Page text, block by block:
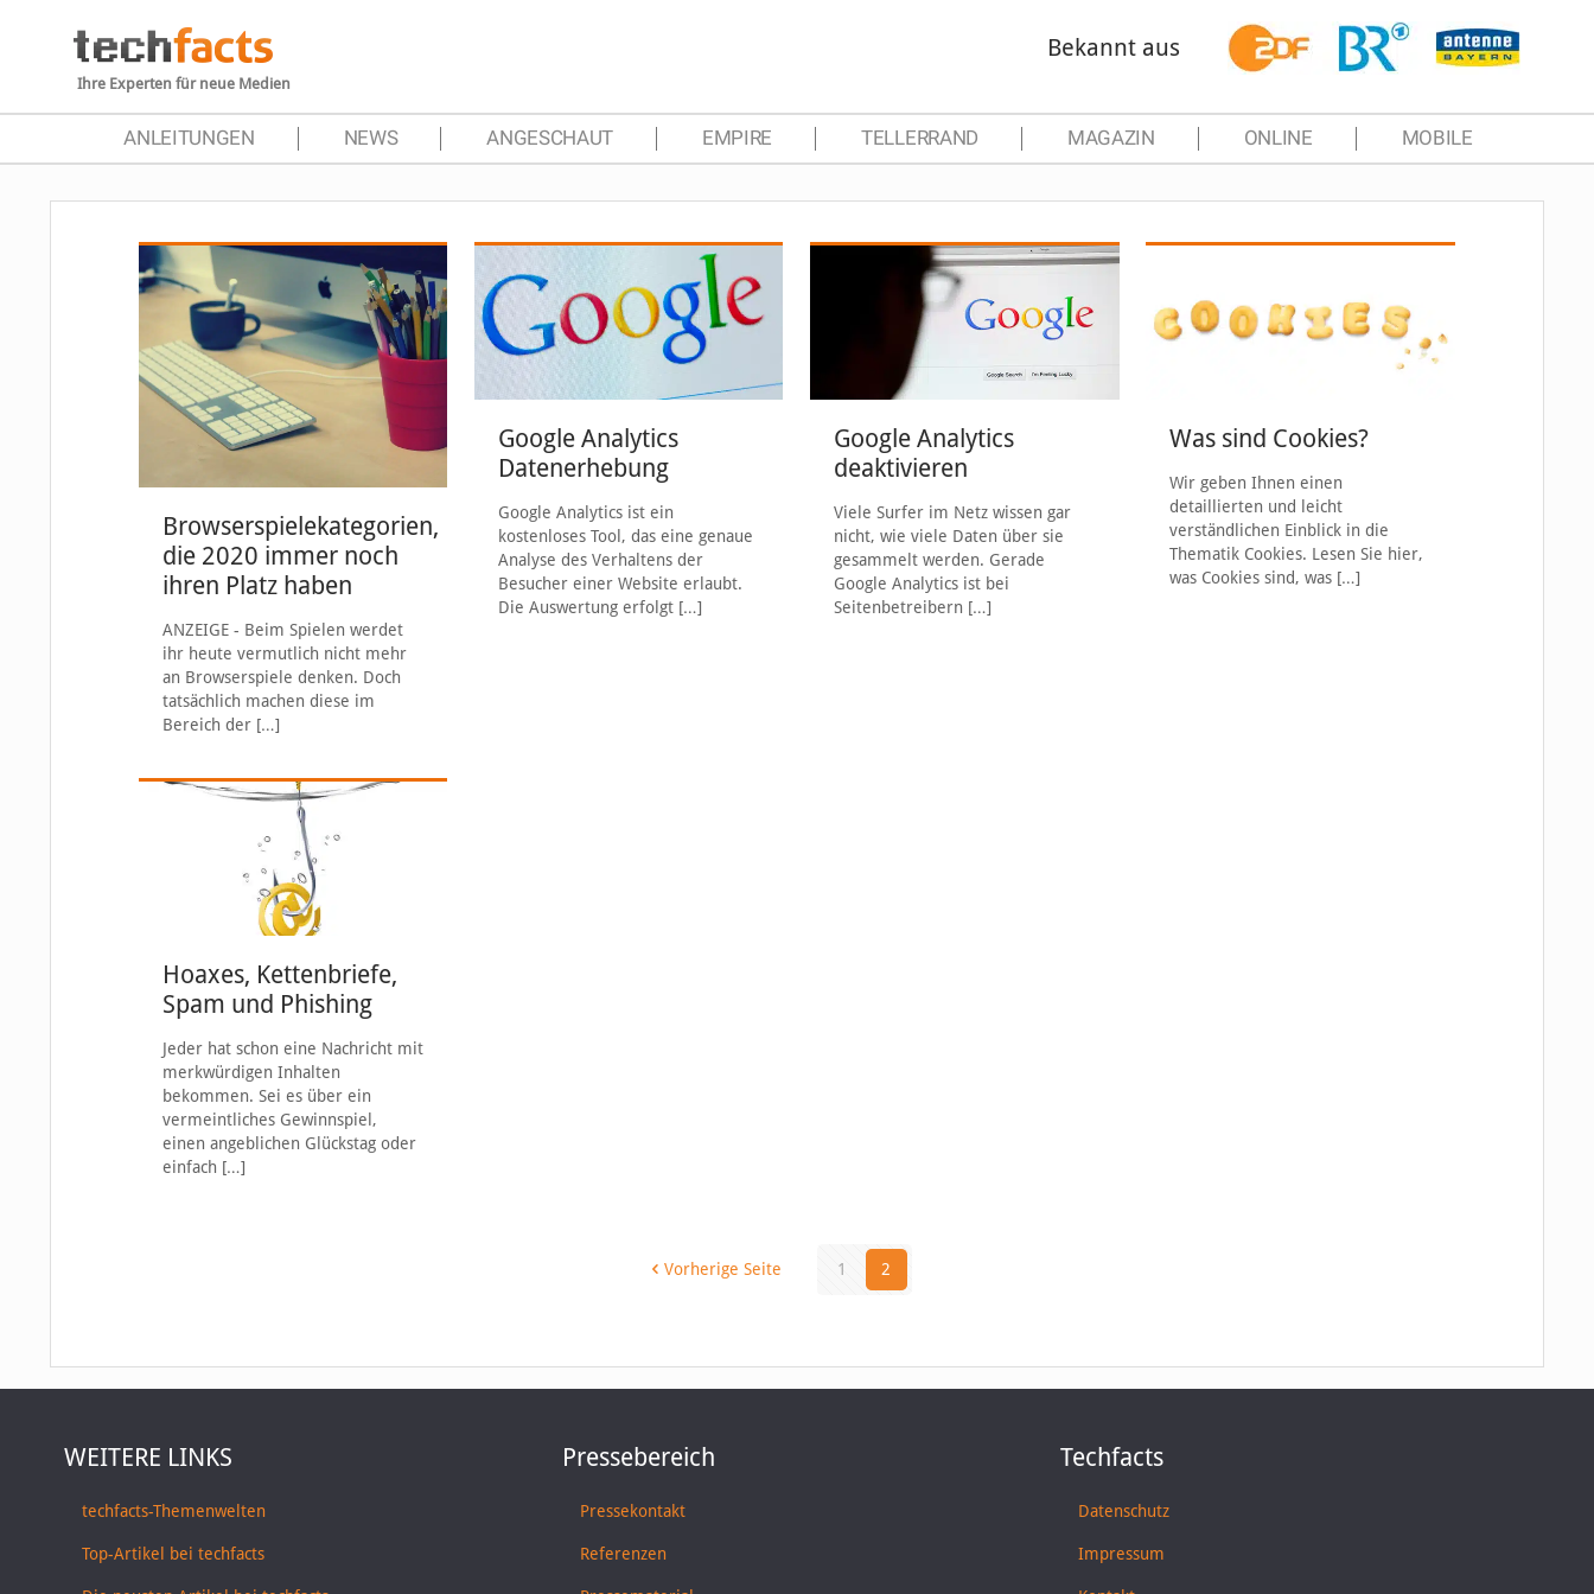
Ihre Experten für neue Medien
Bekannt aus
ANLEITUNGEN NEWS ANGESCHAUT EMPIRE TELLERRAND MAGAZIN ONLINE MOBILE
Browserspielekategorien,
die 2020 immer noch
ihren Platz haben
ANZEIGE - Beim Spielen werdet
ihr heute vermutlich nicht mehr
an Browserspiele denken. Doch
tatsächlich machen diese im
Bereich der[…]
Google Analytics
Datenerhebung
Google Analytics ist ein
kostenloses Tool, das eine genaue
Analyse des Verhaltens der
Besucher einer Website erlaubt.
Die Auswertung erfolgt[…]
Google Analytics
deaktivieren
Viele Surfer im Netz wissen gar
nicht, wie viele Daten über sie
gesammelt werden. Gerade
Google Analytics ist bei
Seitenbetreibern […]
Was sind Cookies?
Wir geben Ihnen einen
detaillierten und leicht
verständlichen Einblick in die
Thematik Cookies. Lesen Sie hier,
was Cookies sind, was […]
Hoaxes, Kettenbriefe,
Spam und Phishing
Jeder hat schon eine Nachricht mit
merkwürdigen Inhalten
bekommen. Sei es über ein
vermeintliches Gewinnspiel,
einen angeblichen Glückstag oder
einfach […]
Vorherige Seite 1 2
WEITERE LINKS
techfacts-Themenwelten
Top-Artikel bei techfacts
Pressebereich
Pressekontakt
Referenzen
Techfacts
Datenschutz
Impressum